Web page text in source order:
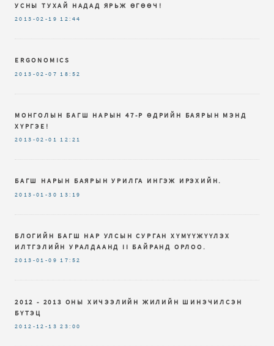
УСНЫ ТУХАЙ НАДАД ЯРЬЖ ӨГӨӨЧ!
2013-02-19 12:44
ERGONOMICS
2013-02-07 18:52
МОНГОЛЫН БАГШ НАРЫН 47-Р ӨДРИЙН БАЯРЫН МЭНД
ХҮРГЭЕ!
2013-02-01 12:21
БАГШ НАРЫН БАЯРЫН УРИЛГА ИНГЭЖ ИРЭХИЙН.
2013-01-30 13:19
БЛОГИЙН БАГШ НАР УЛСЫН СУРГАН ХҮМҮҮЖҮҮЛЭХ
ИЛТГЭЛИЙН УРАЛДААНД II БАЙРАНД ОРЛОО.
2013-01-09 17:52
2012 - 2013 ОНЫ ХИЧЭЭЛИЙН ЖИЛИЙН ШИНЭЧИЛСЭН
БҮТЭЦ
2012-12-13 23:00